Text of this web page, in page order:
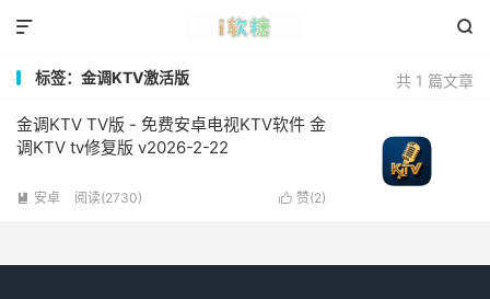


共 1 篇文章
标签：金调KTV激活版
金调KTV TV版 - 免费安卓电视KTV软件 金
调KTV tv修复版 v2026-2-22
 赞(2)
 安卓 阅读(2730)